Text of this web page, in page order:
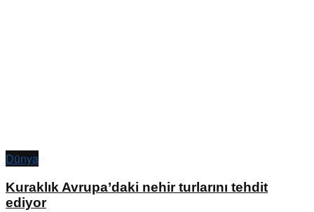
Dünya
Kuraklık Avrupa’daki nehir turlarını tehdit
ediyor